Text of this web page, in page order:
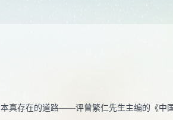
真存在的道路——评曾繁仁先生主编的《中